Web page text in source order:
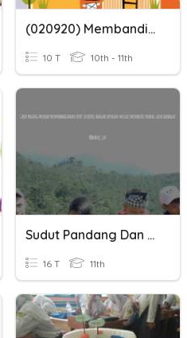
(020920) Membandingkan Dan Mengurutkan Pecahan
10 T 10th - 11th
Sudut Pandang Dan Penokohan
16 T 11th